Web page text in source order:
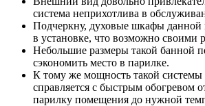
система неприхотлива в
Подчеркну, духовые шкафы данной
в установке, что возможно своими
Небольшие размеры такой банной
сэкономить место в парилке.
К тому же мощность такой системы
справляется с быстрым обогревом
парилку помещения до нужной